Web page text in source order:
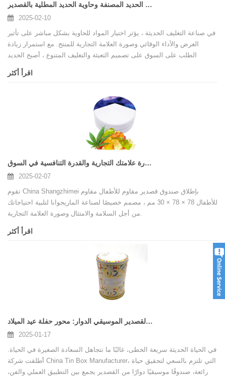
الفرق بين حاوية الحديد المصنفة وحاوية الحديد المطلية بالقصدير
2025-02-10
في صناعة التغليف الحديثة ، يؤثر اختيار المواد للحاوية بشكل مباشر على تأثير
العرض والأداء الوقائي وصورة العلامة التجارية للمنتج. مع استمرار زيادة
الطلب على السوق على تصميم التعبئة والتغليف المتنوع ، أصبح الحديد
المتجمد والحديد المطلي بالقصدير مئتين يستخدمان على نطاق واسع. تعد
كيفية اختيار مادة الحاوية المناسبة وفقًا لسيناريوهات التطبيق المختلفة مشكلة
بعمق الفرق وتطبيق هاتين الحاوين من جوانب خصائص السطح ، والأداء
اقرأ أكثر
سيساعدك صندوق القصدير المقاوم لدى الأطفال على تحسين صورة علامتك التجارية والقدرة التنافسية في السوق
2025-02-07
تقوم China Shangzhimei بإطلاق صندوق قصدير مقاوم للأطفال مقاوم
للأطفال 78 × 78 × 30 مم ، مصمم خصيصًا لصناعة الماريجوانا لتلبية احتياجاتك
من أجل السلامة والامتثال وصورة العلامة التجارية.
اقرأ أكثر
صندوق القصدير الموسيقي الدوار: محور حفلة عيد الميلاد
2025-01-17
في الحياة الحديثة سريعة الخطى، غالبًا ما نتجاهل السعادة الصغيرة في الحياة.
أطلقت شركة China Tin Box Manufacturer، التي تلتزم بالسعي لتحقيق حياة
رائعة، صندوقًا موسيقيًا دوارًا من القصدير يجمع بين التطبيق العملي والفن،